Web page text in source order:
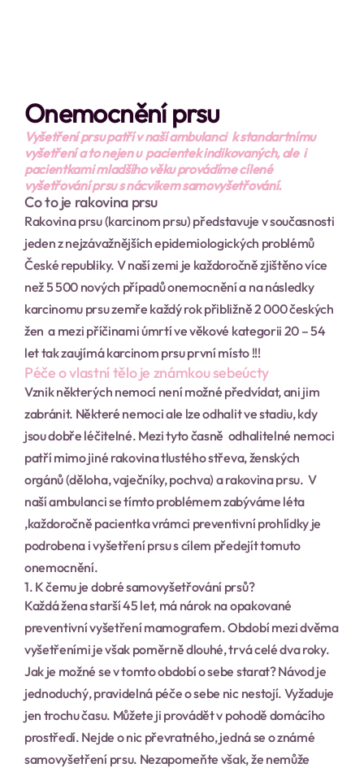
Onemocnění prsu
Vyšetření prsu patří v naší ambulanci  k standartnímu
vyšetření a to nejen u  pacientek indikovaných, ale  i
pacientkami mladšího věku provádíme cílené
vyšetřování prsu s nácvikem samovyšetřování.
Co to je rakovina prsu
Rakovina prsu (karcinom prsu) představuje v současnosti
jeden z nejzávažnějších epidemiologických problémů
České republiky. V naší zemi je každoročně zjištěno více
než 5 500 nových případů onemocnění a na následky
karcinomu prsu zemře každý rok přibližně 2 000 českých
žen  a mezi příčinami úmrtí ve věkové kategorii 20 – 54
let tak zaujímá karcinom prsu první místo !!!
Péče o vlastní tělo je známkou sebeúcty
Vznik některých nemocí není možné předvídat, ani jim
zabránit. Některé nemoci ale lze odhalit ve stadiu, kdy
jsou dobře léčitelné. Mezi tyto časně  odhalitelné nemoci
patří mimo jiné rakovina tlustého střeva, ženských
orgánů (děloha, vaječníky, pochva) a rakovina prsu.  V
naší ambulanci se tímto problémem zabýváme léta
,každoročně pacientka vrámci preventivní prohlídky je
podrobena i vyšetření prsu s cílem předejít tomuto
onemocnění.
1. K čemu je dobré samovyšetřování prsů?
Každá žena starší 45 let, má nárok na opakované
preventivní vyšetření mamografem. Období mezi dvěma
vyšetřeními je však poměrně dlouhé, trvá celé dva roky.
Jak je možné se v tomto období o sebe starat? Návod je
jednoduchý, pravidelná péče o sebe nic nestojí. Vyžaduje
jen trochu času. Můžete ji provádět v pohodě domácího
prostředí. Nejde o nic převratného, jedná se o známé
samovyšetření prsu. Nezapomeňte však, že nemůže